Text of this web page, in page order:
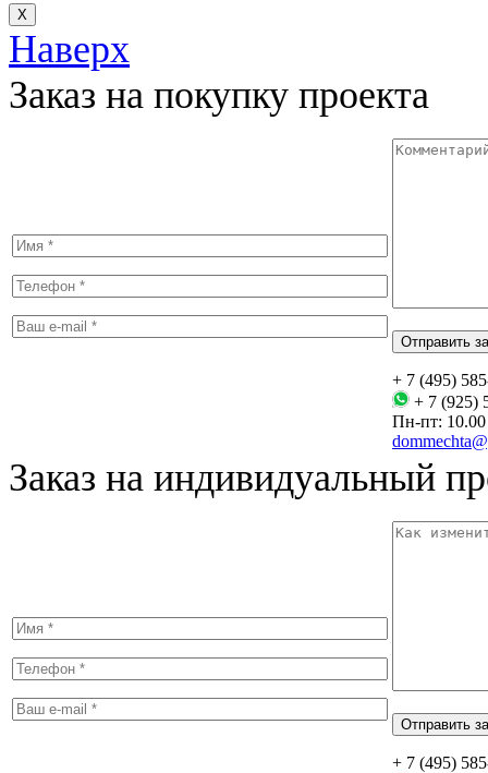
Х
Наверх
Заказ на покупку проекта
+ 7 (495)
+ 7 (925)
Пн-пт: 10.00
Заказ на индивидуальный
+ 7 (495)